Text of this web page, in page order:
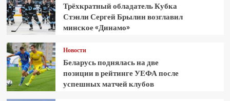
Трёхкратный обладатель Кубка
Стэнли Сергей Брылин возглавил
минское «Динамо»
Новости
Беларусь поднялась на две
позиции в рейтинге УЕФА после
успешных матчей клубов